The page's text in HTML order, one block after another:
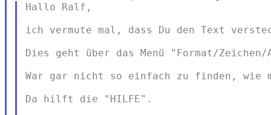
Hallo Ralf,
ich vermute mal, dass Du den Text
Dies geht über das Menü "Format/Zeichen/
War gar nicht so einfach zu finden, wie
Da hilft die "HILFE".